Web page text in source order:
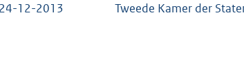
24-12-2013 Tweede Kamer der